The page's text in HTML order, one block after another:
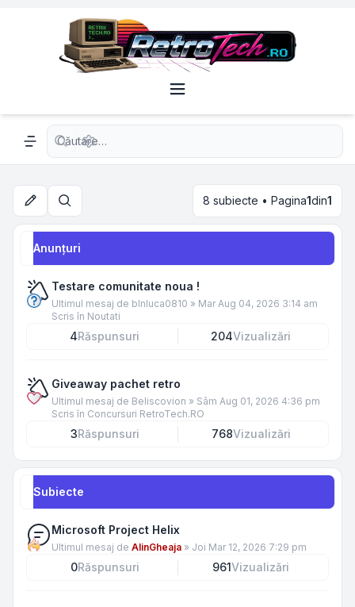
Navigation menu
Căutare avansată
Căutare 8 subiecte • Pagina1din1
Anunţuri
Testare comunitate noua !
Ultimul mesaj de blnluca0810 » Mar Aug 04, 2026 3:14 am
Scris în Noutati
4Răspunsuri 204Vizualizări
Giveaway pachet retro
Ultimul mesaj de Beliscovion » Sâm Aug 01, 2026 4:36 pm
Scris în Concursuri RetroTech.RO
3Răspunsuri 768Vizualizări
Subiecte
Microsoft Project Helix
Ultimul mesaj de AlinGheaja » Joi Mar 12, 2026 7:29 pm
0Răspunsuri 961Vizualizări